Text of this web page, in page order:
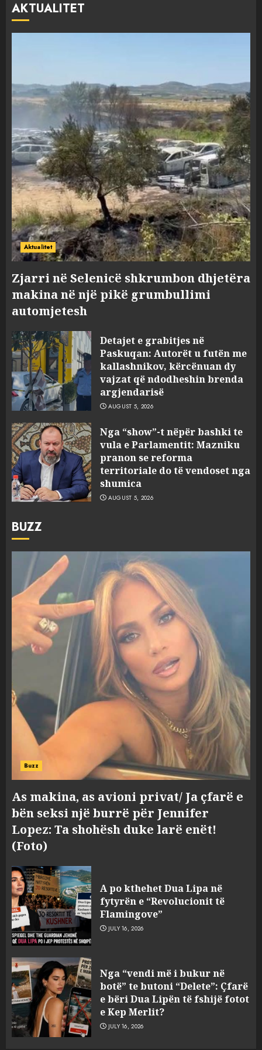
AKTUALITET
Aktualitet
Zjarri në Selenicë shkrumbon dhjetëra
makina në një pikë grumbullimi
automjetesh
Detajet e grabitjes në
Paskuqan: Autorët u futën me
kallashnikov, kërcënuan dy
vajzat që ndodheshin brenda
argjendarisë
AUGUST 5, 2026
Nga “show”-t nëpër bashki te
vula e Parlamentit: Mazniku
pranon se reforma
territoriale do të vendoset nga
shumica
AUGUST 5, 2026
BUZZ
Buzz
As makina, as avioni privat/ Ja çfarë e
bën seksi një burrë për Jennifer
Lopez: Ta shohësh duke larë enët!
(Foto)
A po kthehet Dua Lipa në
fytyrën e “Revolucionit të
Flamingove”
JULY 16, 2026
Nga “vendi më i bukur në
botë” te butoni “Delete”: Çfarë
e bëri Dua Lipën të fshijë fotot
e Kep Merlit?
JULY 16, 2026
3
vula e Parlamentit: Mazniku
pranon se reforma
territoriale do të vendoset nga
shumica
AUGUST 5, 2026